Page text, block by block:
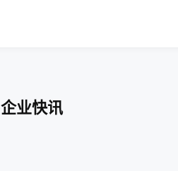
业快讯